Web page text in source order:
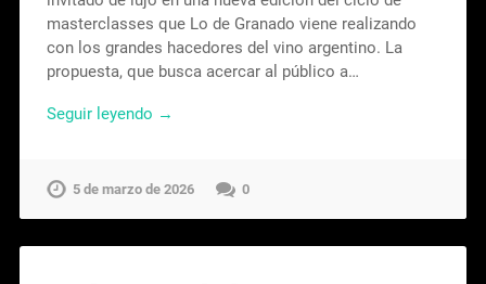
masterclasses que Lo de Granado viene realizando
con los grandes hacedores del vino argentino. La
propuesta, que busca acercar al público a…
Seguir leyendo →
5 de marzo de 2026 0